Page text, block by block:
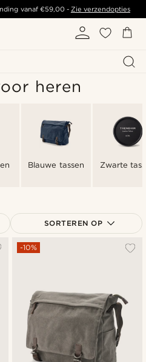
vanaf €59,00- Zie verzendopties
heren
Blauwe tassen Zwarte
SORTEREN OP
Populairste
Duurste
-10%